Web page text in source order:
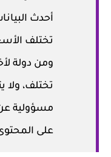
أحدث
تختلف
ومن دولة
تختلف،
مسؤولية عن
على